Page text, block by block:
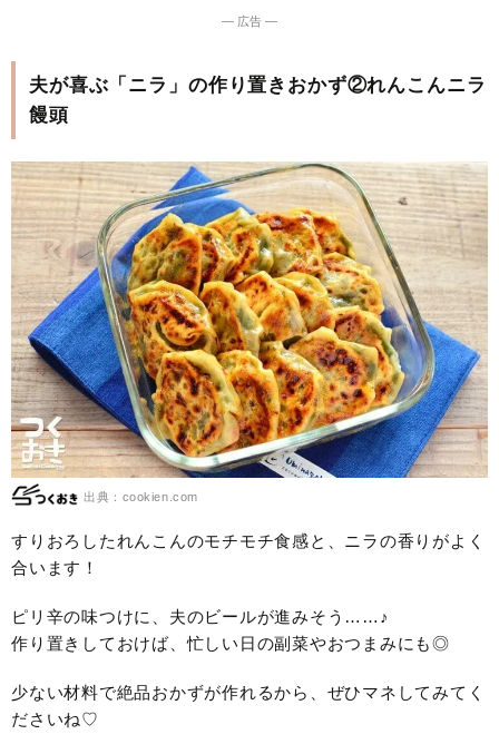
― 広告 ―
夫が喜ぶ「ニラ」の作り置きおかず②れんこんニラ
饅頭
出典：cookien.com
すりおろしたれんこんのモチモチ食感と、ニラの香りがよく
合います！
ピリ辛の味つけに、夫のビールが進みそう……♪
作り置きしておけば、忙しい日の副菜やおつまみにも◎
少ない材料で絶品おかずが作れるから、ぜひマネしてみてく
ださいね♡